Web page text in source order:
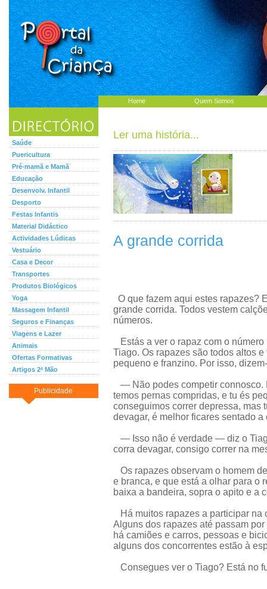
Home Quem Somos
Saúde
Puericultura
Pré-mamã e Mamã
Educação
Desenvolv. Infantil
Desporto
Festas Infantis
Material Didáctico
Actividades Lúdicas
Vestuário
Casa e Decor
Transportes
Produtos Biológicos
Yoga
Massagem Infantil
Seguros e Finanças
Viagens e Lazer
Animais
Ofertas Formativas
Artigos 2ª Mão
Publicidade
Ler uma história...
A grande corrida
O que fazem aqui estes rapazes?
grande corrida. Todos vestem
números.
Estás a ver o rapaz com o
Tiago. Os rapazes são todos altos
pequeno e franzino. Por isso,
— Não podes competir connosco.
temos pernas compridas, e tu és
conseguimos correr depressa, mas
devagar, é melhor ficares sentado a
— Isso não é verdade — diz o
corra devagar, consigo correr na
Os rapazes observam o homem
e branca, e que está a olhar para o
baixa a bandeira, sopra o apito e a
Há muitos rapazes a participar na
Alguns dos rapazes até passam
há camiões e carros, pessoas e
alguns dos concorrentes estão à
Consegues ver o Tiago? Está no